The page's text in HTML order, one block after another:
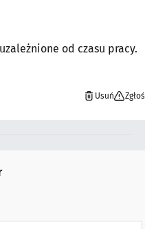
od czasu pracy.
Usuń Zgłoś